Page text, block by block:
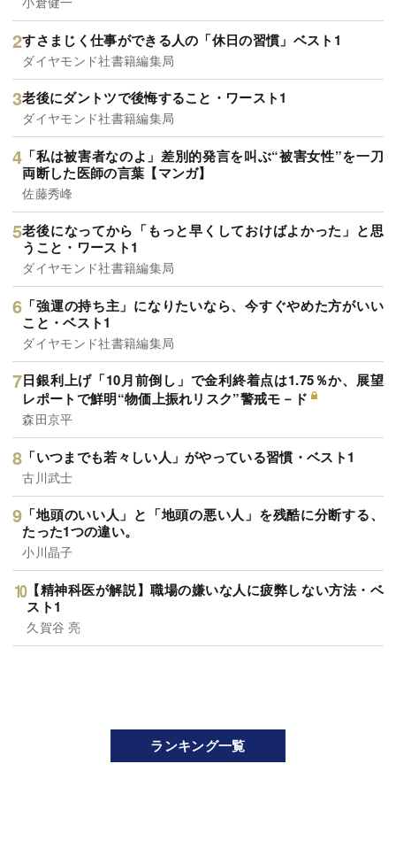
すさまじく仕事ができる人の「休日の習慣」ベスト1
ダイヤモンド社書籍編集局
老後にダントツで後悔すること・ワースト1
ダイヤモンド社書籍編集局
「私は被害者なのよ」差別的発言を叫ぶ“被害女性”を一刀
両断した医師の言葉【マンガ】
佐藤秀峰
老後になってから「もっと早くしておけばよかった」と思
うこと・ワースト1
ダイヤモンド社書籍編集局
「強運の持ち主」になりたいなら、今すぐやめた方がいい
こと・ベスト1
ダイヤモンド社書籍編集局
日銀利上げ「10月前倒し」で金利終着点は1.75％か、展望
レポートで鮮明“物価上振れリスク”警戒モ－ド
森田京平
「いつまでも若々しい人」がやっている習慣・ベスト1
古川武士
「地頭のいい人」と「地頭の悪い人」を残酷に分断する、
たった1つの違い。
小川晶子
【精神科医が解説】職場の嫌いな人に疲弊しない方法・ベ
スト1
久賀谷 亮
ランキング一覧